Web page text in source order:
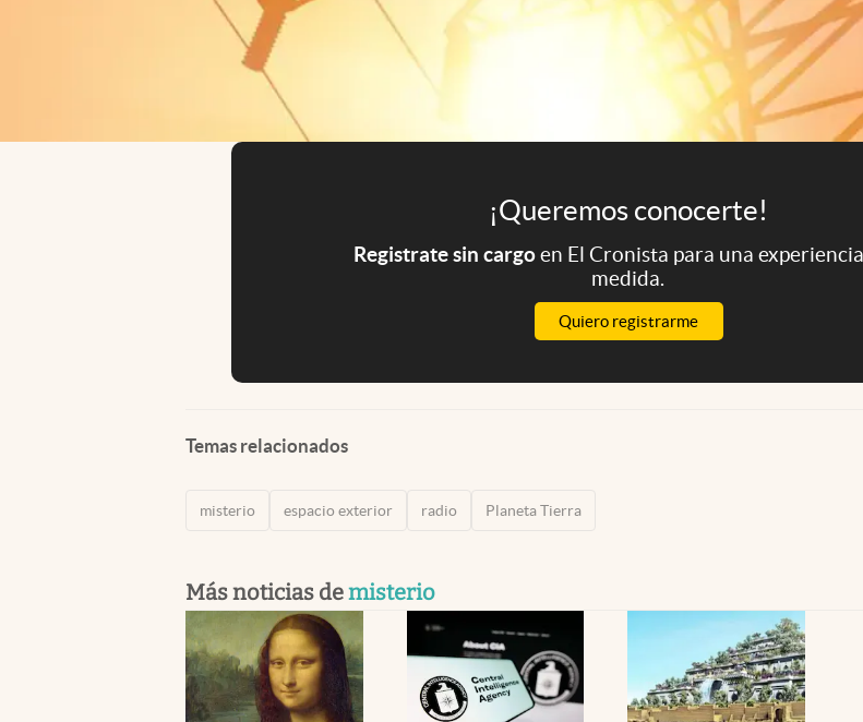
¡Queremos conocerte!
Registrate sin cargoen El Cronista para una
medida.
Quiero registrarme
Temas relacionados
misterio espacio exterior radio Planeta Tierra
Más noticias demisterio